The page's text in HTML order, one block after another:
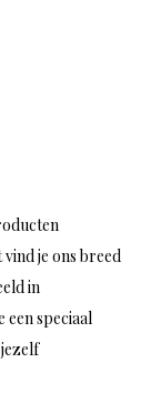
je ons breed
in
een speciaal